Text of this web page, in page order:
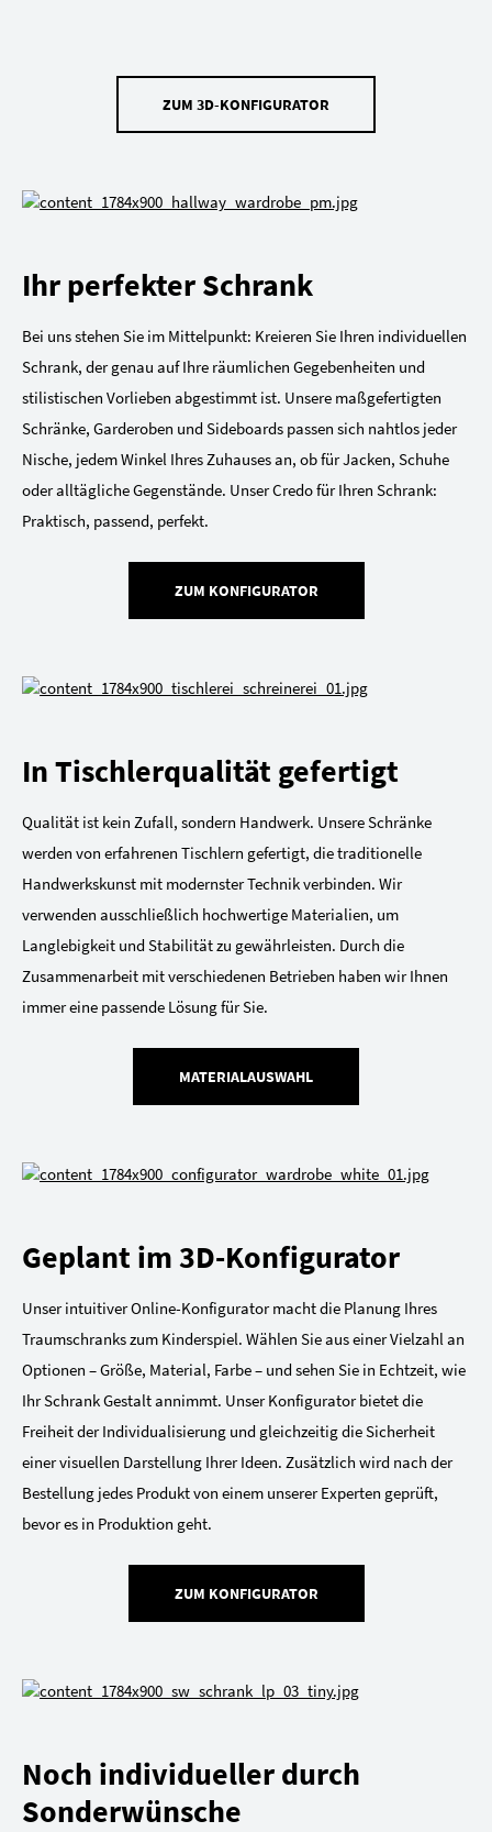
ZUM 3D-KONFIGURATOR
Ihr perfekter Schrank
Bei uns stehen Sie im Mittelpunkt: Kreieren Sie Ihren individuellen
Schrank, der genau auf Ihre räumlichen Gegebenheiten und
stilistischen Vorlieben abgestimmt ist. Unsere maßgefertigten
Schränke, Garderoben und Sideboards passen sich nahtlos jeder
Nische, jedem Winkel Ihres Zuhauses an, ob für Jacken, Schuhe
oder alltägliche Gegenstände. Unser Credo für Ihren Schrank:
Praktisch, passend, perfekt.
ZUM KONFIGURATOR
In Tischlerqualität gefertigt
Qualität ist kein Zufall, sondern Handwerk. Unsere Schränke
werden von erfahrenen Tischlern gefertigt, die traditionelle
Handwerkskunst mit modernster Technik verbinden. Wir
verwenden ausschließlich hochwertige Materialien, um
Langlebigkeit und Stabilität zu gewährleisten. Durch die
Zusammenarbeit mit verschiedenen Betrieben haben wir Ihnen
immer eine passende Lösung für Sie.
MATERIALAUSWAHL
Geplant im 3D-Konfigurator
Unser intuitiver Online-Konfigurator macht die Planung Ihres
Traumschranks zum Kinderspiel. Wählen Sie aus einer Vielzahl an
Optionen – Größe, Material, Farbe – und sehen Sie in Echtzeit, wie
Ihr Schrank Gestalt annimmt. Unser Konfigurator bietet die
Freiheit der Individualisierung und gleichzeitig die Sicherheit
einer visuellen Darstellung Ihrer Ideen. Zusätzlich wird nach der
Bestellung jedes Produkt von einem unserer Experten geprüft,
bevor es in Produktion geht.
ZUM KONFIGURATOR
Noch individueller durch
Sonderwünsche